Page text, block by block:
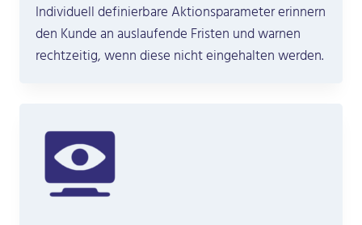
Individuell definierbare Aktionsparameter erinnern
den Kunde an auslaufende Fristen und warnen
rechtzeitig, wenn diese nicht eingehalten werden.